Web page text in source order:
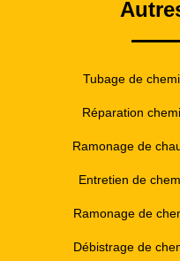
Tubage de
Réparation
Ramonage de
Entretien de
Ramonage de
Débistrage de